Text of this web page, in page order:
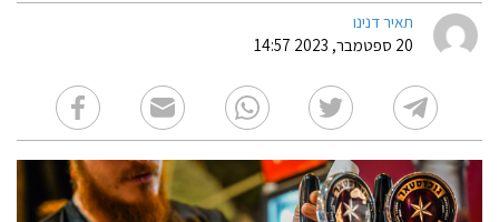
תאיר דנינו
20 ספטמבר, 2023 14:57